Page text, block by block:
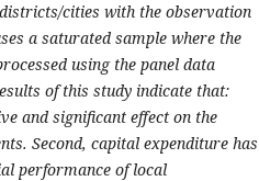
cities with the observation
a saturated sample where the
using the panel data
of this study indicate that:
and significant effect on the
Second, capital expenditure has
performance of local